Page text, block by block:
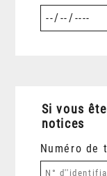
Si vous
notices
Numéro de